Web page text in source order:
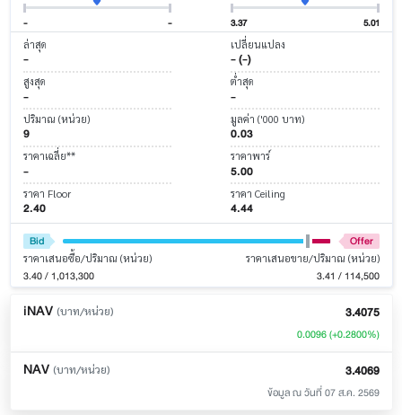
- - 3.37 5.01
ล่าสุด
-
เปลี่ยนแปลง
- (-)
สูงสุด
-
ต่ำสุด
-
ปริมาณ (หน่วย)
9
มูลค่า ('000 บาท)
0.03
ราคาเฉลี่ย**
-
ราคาพาร์
5.00
ราคา Floor
2.40
ราคา Ceiling
4.44
Bid Offer
ราคาเสนอซื้อ/ปริมาณ (หน่วย)
3.40 / 1,013,300
ราคาเสนอขาย/ปริมาณ (หน่วย)
3.41 / 114,500
iNAV (บาท/หน่วย) 3.4075
0.0096(+0.2800%)
NAV (บาท/หน่วย) 3.4069
ข้อมูล ณ วันที่ 07 ส.ค. 2569